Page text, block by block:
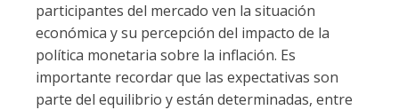
participantes del mercado ven la situación
económica y su percepción del impacto de la
política monetaria sobre la inflación. Es
importante recordar que las expectativas son
parte del equilibrio y están determinadas, entre